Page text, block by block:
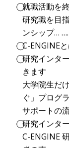
⃝就職活動を
研究職を目
ンシップ…
⃝C-ENGINE
⃝研究インタ
きます
大学院生だ
ぐ」プログ
サポートの
⃝研究インタ
C-ENGINE